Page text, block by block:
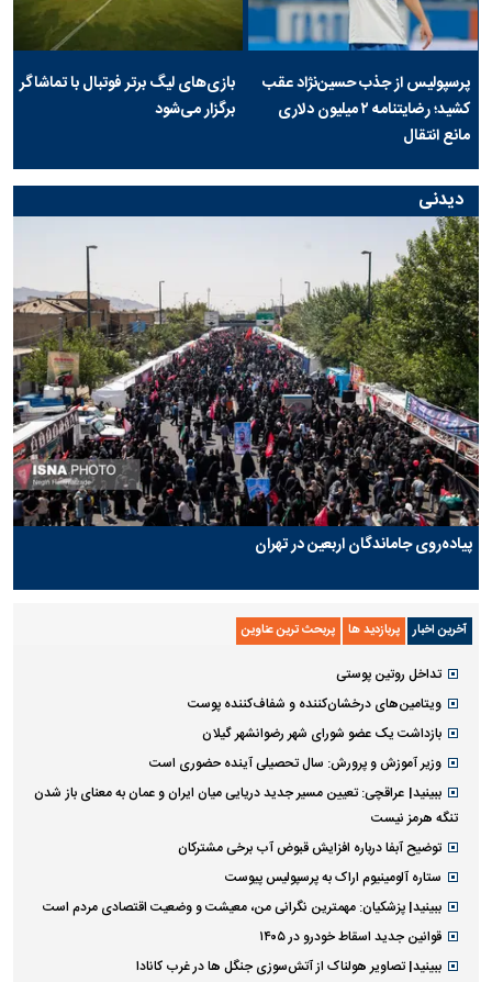
پرسپولیس از جذب حسین‌نژاد عقب
کشید؛ رضایتنامه ۲ میلیون دلاری
مانع انتقال
بازی‌های لیگ برتر فوتبال با تماشاگر
برگزار می‌شود
دیدنی
پیاده‌روی جاماندگان اربعین در تهران
آخرین اخبار پربازدید ها پربحث ترین عناوین
تداخل روتین پوستی
ویتامین‌های درخشان‌کننده و شفاف‌کننده پوست
بازداشت یک عضو شورای شهر رضوانشهر گیلان
وزیر آموزش و پرورش: سال تحصیلی آینده حضوری است
ببینید| عراقچی: تعیین مسیر جدید دریایی میان ایران و عمان به معنای باز شدن
تنگه هرمز نیست
توضیح آبفا درباره افزایش قبوض آب برخی مشترکان
ستاره آلومینیوم اراک به پرسپولیس پیوست
ببینید| پزشکیان: مهمترین نگرانی من، معیشت و وضعیت اقتصادی مردم است
قوانین جدید اسقاط خودرو در ۱۴۰۵
ببینید| تصاویر هولناک از آتش‌سوزی جنگل ها در غرب کانادا